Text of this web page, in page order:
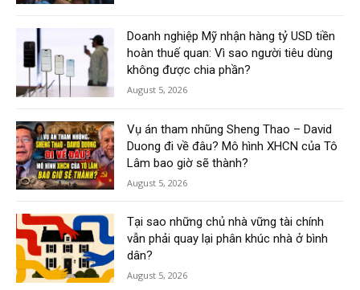
Doanh nghiệp Mỹ nhận hàng tỷ USD tiền
hoàn thuế quan: Vì sao người tiêu dùng
không được chia phần?
August 5, 2026
Vụ án tham nhũng Sheng Thao – David
Duong đi về đâu? Mô hình XHCN của Tô
Lâm bao giờ sẽ thành?
August 5, 2026
Tại sao những chủ nhà vững tài chính
vẫn phải quay lại phân khúc nhà ở bình
dân?
August 5, 2026